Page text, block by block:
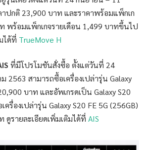
ปกติ 23,900 บาท และราคาพร้อมแพ็กเก
พร้อมแพ็กเกจรายเดือน 1,499 บาทขึ้นไป
ได้ที่ TrueMove H
ที่มีโปรโมชันสั่งซื้อ ตั้งแต่วันที่ 24
2563 สามารถซื้อเครื่องเปล่ารุ่น Galaxy
บาท และอัพเกรดเป็น Galaxy S20
ครื่องเปล่ารุ่น Galaxy S20 FE 5G (256GB)
ดูรายละเอียดเพิ่มเติมได้ที่ AIS